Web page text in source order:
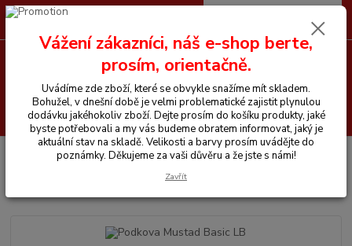
Hledat
+420 605 255 500 0 Kč
Podkovářské zboží Podkovy Podkova Mustad Basic LB
Podkova Mustad Basic LB
Vážení zákazníci, náš e-shop berte,
prosím, orientačně.
Uvádíme zde zboží, které se obvykle snažíme mít skladem.
Bohužel, v dnešní době je velmi problematické zajistit plynulou
dodávku jakéhokoliv zboží. Dejte prosím do košíku produkty, jaké
byste potřebovali a my vás budeme obratem informovat, jaký je
aktuální stav na skladě. Velikosti a barvy prosím uvádějte do
poznámky. Děkujeme za vaši důvěru a že jste s námi!
Zavřít